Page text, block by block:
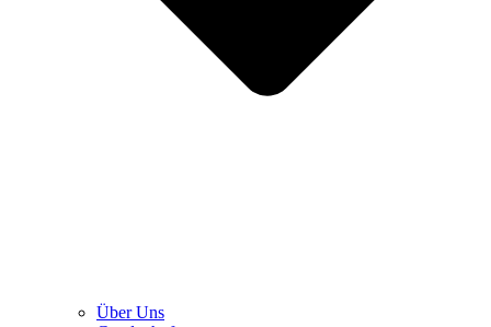
Über Uns